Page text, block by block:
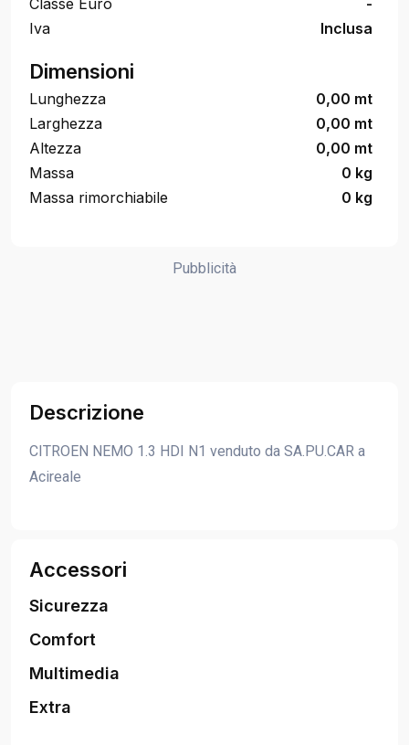
Classe Euro
-
Iva
Inclusa
Dimensioni
Lunghezza
0,00 mt
Larghezza
0,00 mt
Altezza
0,00 mt
Massa
0 kg
Massa rimorchiabile
0 kg
Pubblicità
Descrizione
CITROEN NEMO 1.3 HDI N1 venduto da SA.PU.CAR a
Acireale
Accessori
Sicurezza
Comfort
Multimedia
Extra